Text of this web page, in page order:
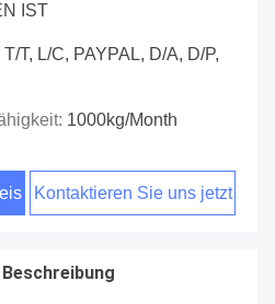
IST
T/T, L/C, PAYPAL, D/A, D/P,
1000kg/month
Kontaktieren Sie uns jetzt
Beschreibung